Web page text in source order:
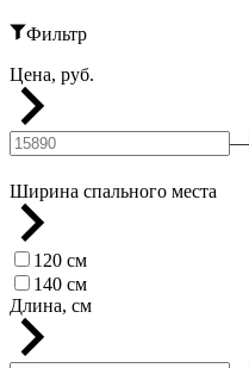
Фильтр
Цена, руб.
—
Ширина спального места
120 см
140 см
Длина, см